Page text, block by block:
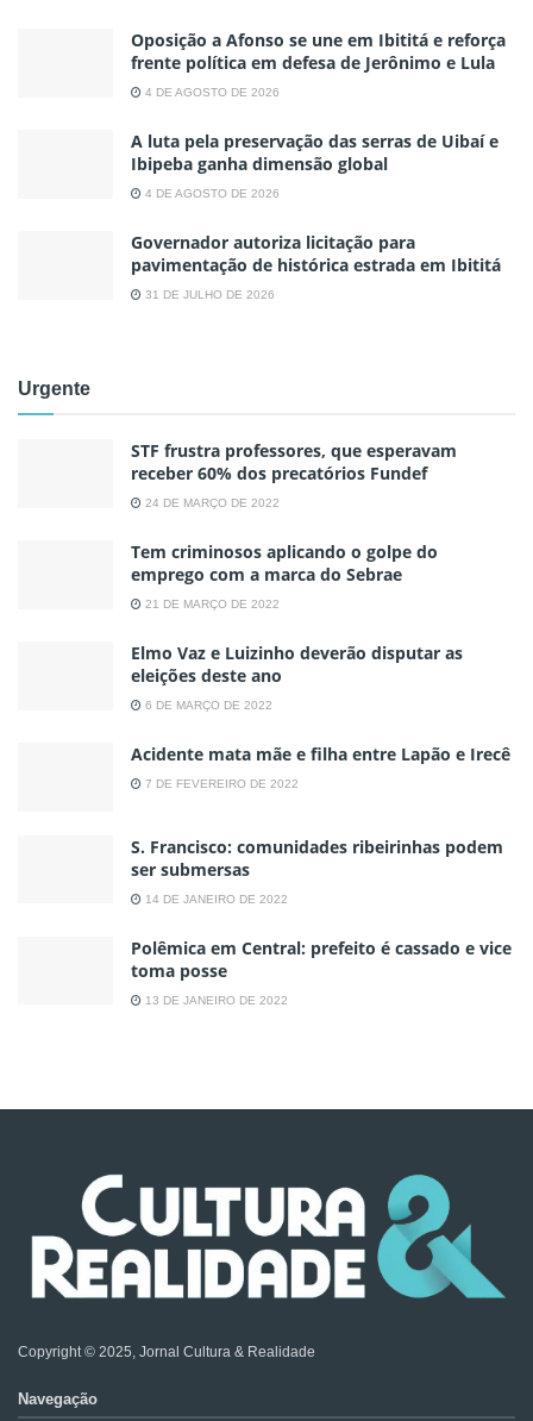
Oposição a Afonso se une em Ibititá e reforça
frente política em defesa de Jerônimo e Lula
4 DE AGOSTO DE 2026
A luta pela preservação das serras de Uibaí e
Ibipeba ganha dimensão global
4 DE AGOSTO DE 2026
Governador autoriza licitação para
pavimentação de histórica estrada em Ibititá
31 DE JULHO DE 2026
Urgente
STF frustra professores, que esperavam
receber 60% dos precatórios Fundef
24 DE MARÇO DE 2022
Tem criminosos aplicando o golpe do
emprego com a marca do Sebrae
21 DE MARÇO DE 2022
Elmo Vaz e Luizinho deverão disputar as
eleições deste ano
6 DE MARÇO DE 2022
Acidente mata mãe e filha entre Lapão e Irecê
7 DE FEVEREIRO DE 2022
S. Francisco: comunidades ribeirinhas podem
ser submersas
14 DE JANEIRO DE 2022
Polêmica em Central: prefeito é cassado e vice
toma posse
13 DE JANEIRO DE 2022
Copyright © 2025, Jornal Cultura & Realidade
Navegação